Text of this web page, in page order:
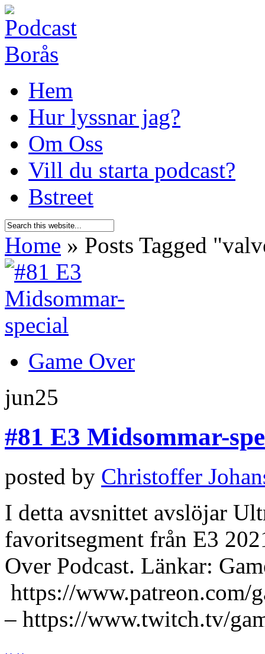
Hem
Hur lyssnar jag?
Om Oss
Vill du starta podcast?
Bstreet
Home » Posts Tagged "
Game Over
jun25
#81 E3 Midsommar-
posted by Christoffer
I detta avsnittet avslöjar
favoritsegment från E3
Over Podcast. Länkar:
https://www.patreon.com/
– https://www.twitch.tv/